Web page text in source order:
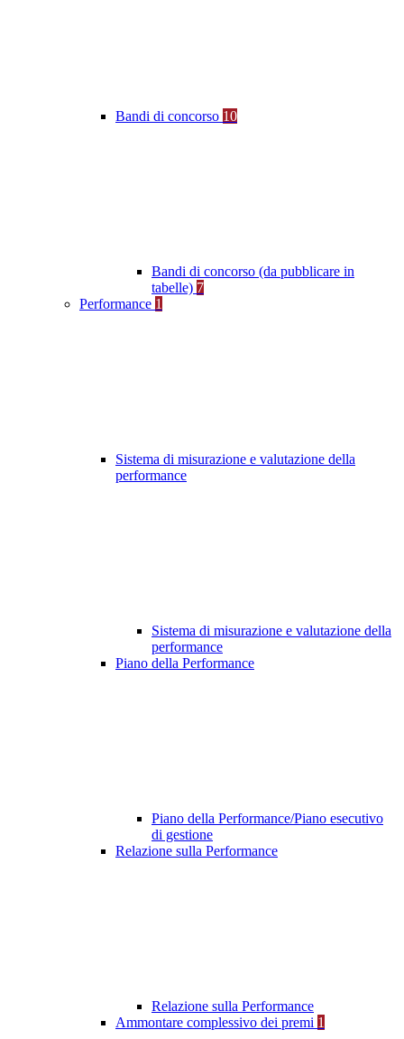
Bandi di concorso 10
Bandi di concorso (da pubblicare in
tabelle) 7
Performance 1
Sistema di misurazione e valutazione della
performance
Sistema di misurazione e valutazione della
performance
Piano della Performance
Piano della Performance/Piano esecutivo
di gestione
Relazione sulla Performance
Relazione sulla Performance
Ammontare complessivo dei premi 1